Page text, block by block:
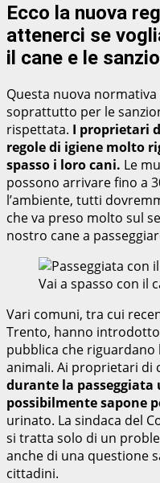
Ecco la nuova
attenerci se
il cane e le
Questa nuova
soprattutto per le
rispettata. I proprietari
regole di igiene molto
spasso i loro cani. Le
possono arrivare fino a
l’ambiente, tutti
che va preso molto sul
nostro cane a
Vai a spasso con il
Vari comuni, tra cui
Trento, hanno
pubblica che riguardano
animali. Ai proprietari di
durante la passeggiata
possibilmente sapone
urinato. La sindaca del
si tratta solo di un
anche di una questione
cittadini.